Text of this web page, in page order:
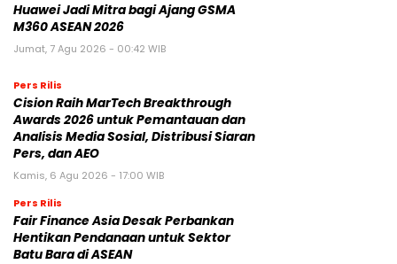
Huawei Jadi Mitra bagi Ajang GSMA
M360 ASEAN 2026
Jumat, 7 Agu 2026 - 00:42 WIB
Pers Rilis
Cision Raih MarTech Breakthrough
Awards 2026 untuk Pemantauan dan
Analisis Media Sosial, Distribusi Siaran
Pers, dan AEO
Kamis, 6 Agu 2026 - 17:00 WIB
Pers Rilis
Fair Finance Asia Desak Perbankan
Hentikan Pendanaan untuk Sektor
Batu Bara di ASEAN